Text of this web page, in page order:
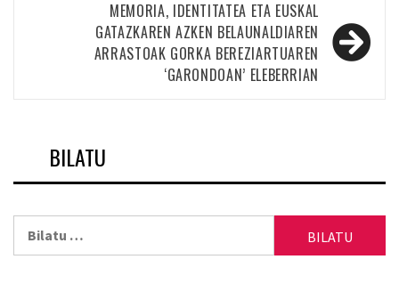
MEMORIA, IDENTITATEA ETA EUSKAL
GATAZKAREN AZKEN BELAUNALDIAREN
ARRASTOAK GORKA BEREZIARTUAREN
‘GARONDOAN’ ELEBERRIAN
BILATU